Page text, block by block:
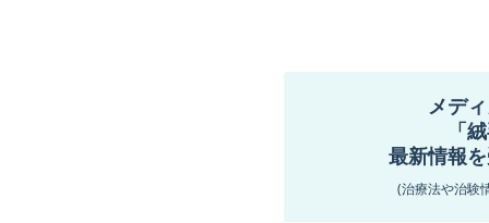
メデ
「
最新情報
(治療法や治験